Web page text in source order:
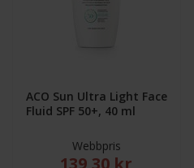
ACO Sun Ultra Light Face
Fluid SPF 50+, 40 ml
Webbpris
Nytt reducerat
139,30 kr